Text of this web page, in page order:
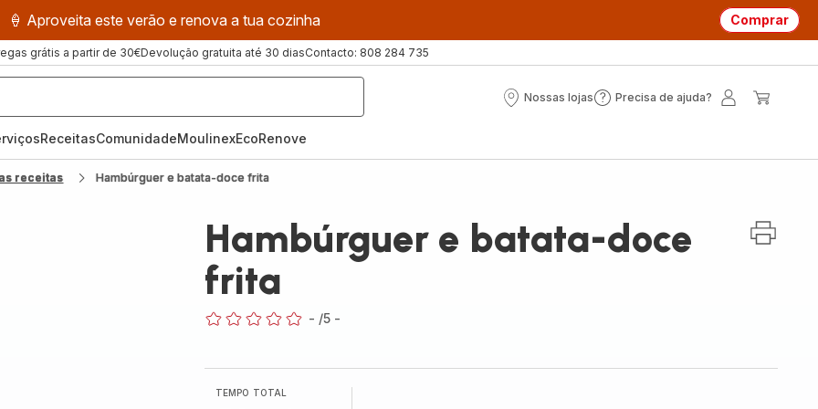
🍦 Aproveita este verão e renova a tua cozinha Comprar
grátis a partir de 30€Devolução gratuita até 30 diasContacto: 808 284 735
Nossas lojas
Nossas
Precisa de ajuda?
Precisa
ReceitasComunidadeMoulinexEcoRenove
receitas Hambúrguer e batata-doce frita
Hambúrguer e batata-doce
frita
- /5 -
TEMPO TOTAL